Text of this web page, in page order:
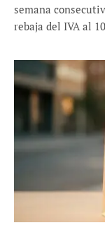
semana
rebaja del IVA al